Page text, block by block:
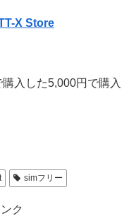
X Store
入した5,000円で購入
simフリー
ク